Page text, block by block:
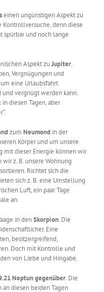
einen ungünstigen Aspekt zu
Kontrollversuche, denn diese
spürbar und noch lange
Aspekt zu Jupiter.
Vergnügungen und
eine Urlaubsfahrt
vergnügt werden kann.
diesen Tagen, aber
zum Neumond in der
Körper und um unsere
mit dieser Energie können wir
z. B. unsere Wohnung
Richtet sich die
sich z. B. eine Umstellung
Luft, ein paar Tage
an.
in denSkorpion. Die
Eine
besitzergreifend,
Doch mit Kontrolle und
von Liebe und Hingabe.
Neptungegenüber. Die
diesen beiden Tagen